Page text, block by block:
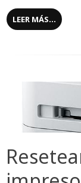
LEER MÁS...